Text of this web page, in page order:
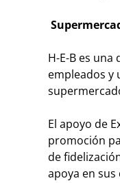
H-E-B es
empleados y
El apoyo de
promoción
de
apoya en